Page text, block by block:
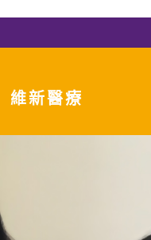
維新醫療